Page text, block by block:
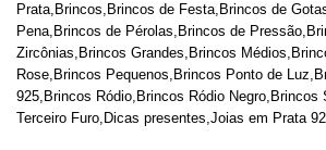
Prata, Brincos, Brincos de Festa, Brincos de
Pena, Brincos de Pérolas, Brincos de Pressão,
Zircônias, Brincos Grandes, Brincos Médios,
Rose, Brincos Pequenos, Brincos Ponto de Luz,
925, Brincos Ródio, Brincos Ródio Negro, Brincos
Terceiro Furo, Dicas presentes,Joias em Prata